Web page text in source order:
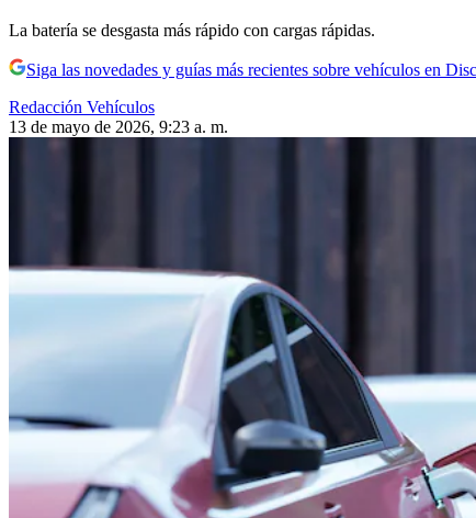
La batería se desgasta más rápido con cargas rápidas.
Siga las novedades y guías más recientes sobre vehículos en
Redacción Vehículos
13 de mayo de 2026, 9:23 a. m.